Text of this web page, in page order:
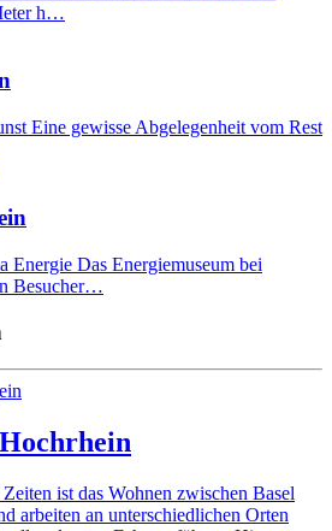
h…
Eine gewisse Abgelegenheit vom Rest
Energie Das Energiemuseum bei
Besucher…
ist das Wohnen zwischen Basel
arbeiten an unterschiedlichen Orten